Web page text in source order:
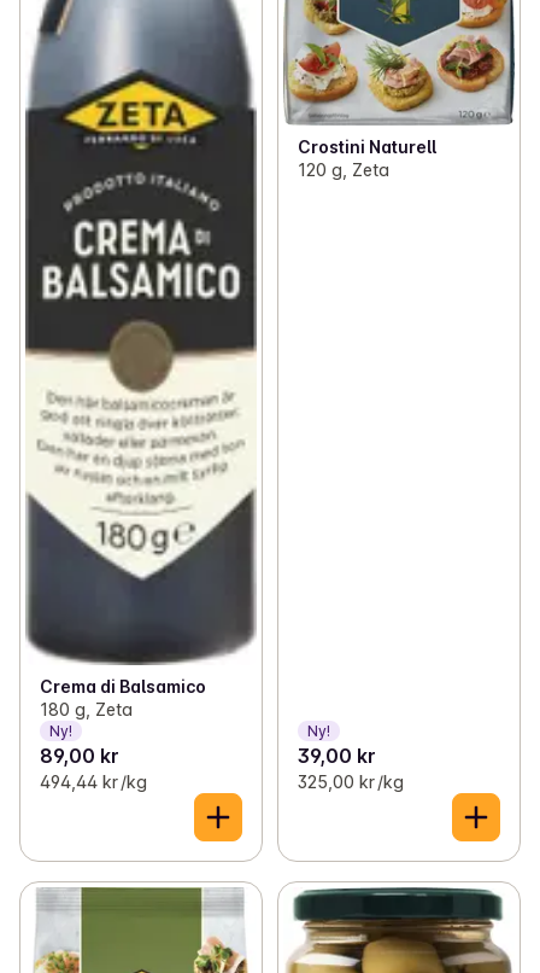
Crema di Balsamico
180 g, Zeta
Ny!
89,00 kr
494,44 kr /kg
Crostini Naturell
120 g, Zeta
Ny!
39,00 kr
325,00 kr /kg